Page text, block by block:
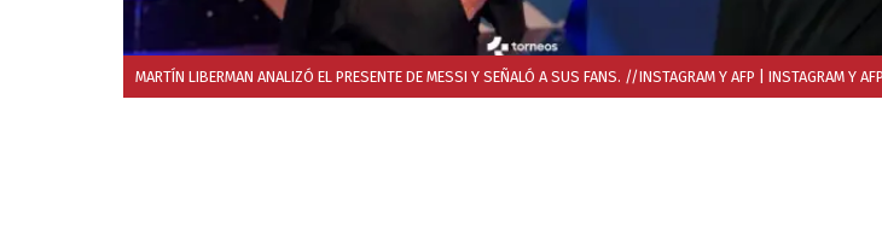
MARTÍN LIBERMAN ANALIZÓ EL PRESENTE DE MESSI Y SEÑALÓ A SUS FANS. //INSTAGRAM Y AFP | INSTAGRAM Y AFP